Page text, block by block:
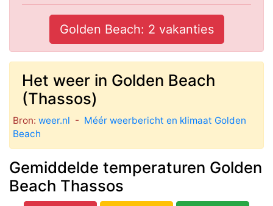
Golden Beach: 2 vakanties
Het weer in Golden Beach
(Thassos)
Bron: weer.nl - Méér weerbericht en klimaat Golden
Beach
Gemiddelde temperaturen Golden
Beach Thassos